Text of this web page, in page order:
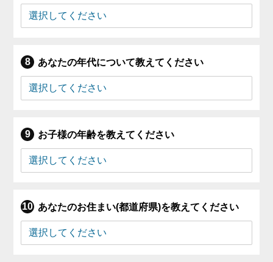
あなたの年代について教えてください
お子様の年齢を教えてください
あなたのお住まい(都道府県)を教えてください